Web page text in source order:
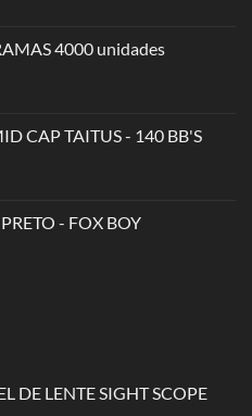
4000 unidades
CAP TAITUS - 140 BB'S
- FOX BOY
DE LENTE SIGHT SCOPE